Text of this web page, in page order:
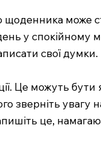
щоденника може
у спокійному
свої думки.
Це можуть
зверніть увагу
це,